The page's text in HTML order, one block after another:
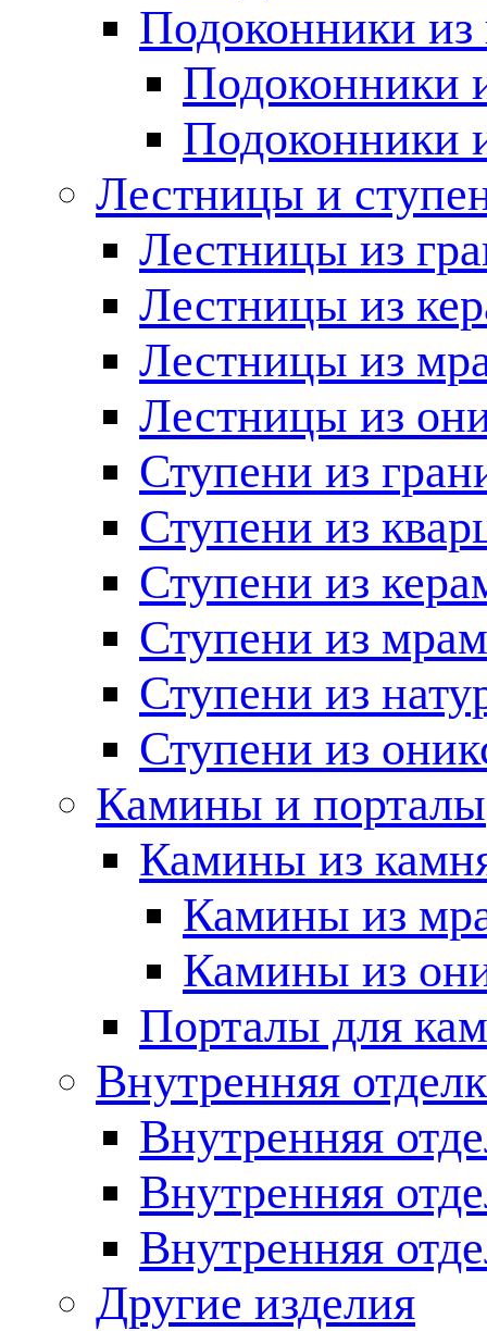
Подоконники из
Подоконники
Подоконники
Лестницы и
Лестницы из
Лестницы из
Лестницы из
Лестницы из
Ступени из
Ступени из
Ступени из
Ступени из
Ступени из
Ступени из
Камины и порталы
Камины из
Камины из
Камины из
Порталы для
Внутренняя
Внутренняя
Внутренняя
Внутренняя
Другие изделия